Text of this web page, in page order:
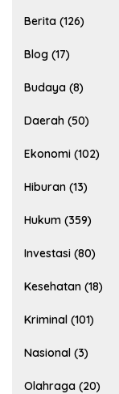
Berita (126)
Blog (17)
Budaya (8)
Daerah (50)
Ekonomi (102)
Hiburan (13)
Hukum (359)
Investasi (80)
Kesehatan (18)
Kriminal (101)
Nasional (3)
Olahraga (20)